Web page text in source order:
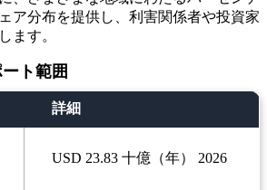
ア分布を提供し、利害関係者や投資家
ます。
ト範囲
詳細
USD 23.83 十億（年） 2026